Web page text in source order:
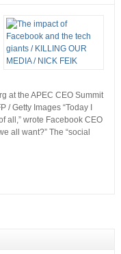
at the APEC CEO Summit
Getty Images “Today I
all,” wrote Facebook CEO
all want?” The “social